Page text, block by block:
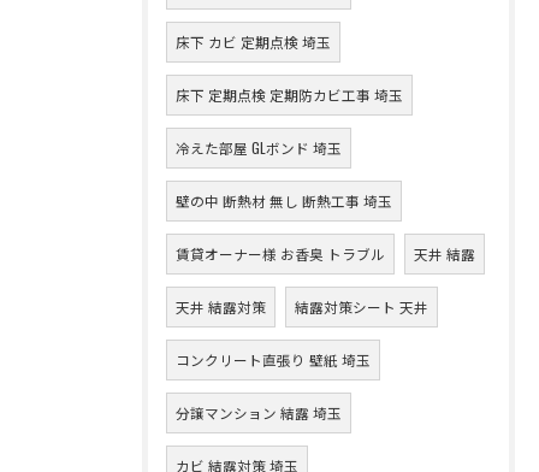
床下 カビ 定期点検 埼玉
床下 定期点検 定期防カビ工事 埼玉
冷えた部屋 GLボンド 埼玉
壁の中 断熱材 無し 断熱工事 埼玉
賃貸オーナー様 お香臭 トラブル 天井 結露
天井 結露対策 結露対策シート 天井
コンクリート直張り 壁紙 埼玉
分譲マンション 結露 埼玉
カビ 結露対策 埼玉